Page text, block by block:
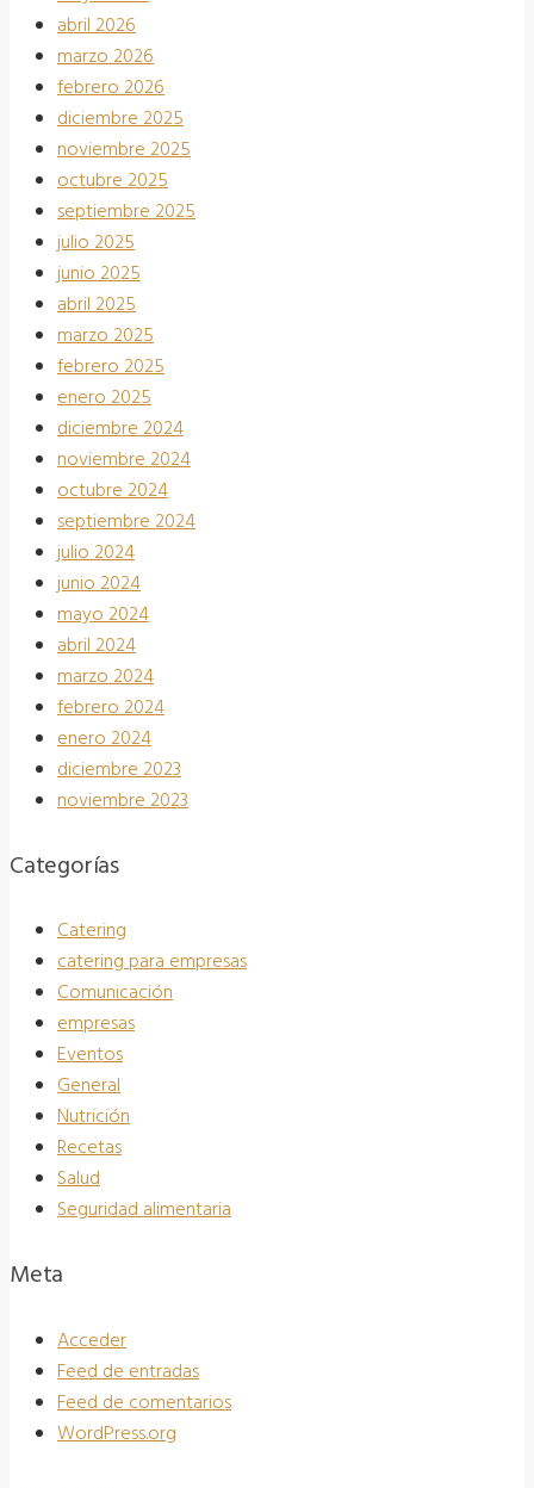
abril 2026
marzo 2026
febrero 2026
diciembre 2025
noviembre 2025
octubre 2025
septiembre 2025
julio 2025
junio 2025
abril 2025
marzo 2025
febrero 2025
enero 2025
diciembre 2024
noviembre 2024
octubre 2024
septiembre 2024
julio 2024
junio 2024
mayo 2024
abril 2024
marzo 2024
febrero 2024
enero 2024
diciembre 2023
noviembre 2023
Categorías
Catering
catering para empresas
Comunicación
empresas
Eventos
General
Nutrición
Recetas
Salud
Seguridad alimentaria
Meta
Acceder
Feed de entradas
Feed de comentarios
WordPress.org